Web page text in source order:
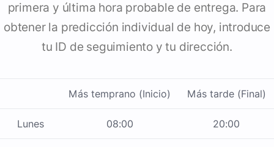
primera y última hora probable de entrega. Para
obtener la predicción individual de hoy, introduce
tu ID de seguimiento y tu dirección.
Más temprano (Inicio) Más tarde (Final)
Lunes 08:00 20:00